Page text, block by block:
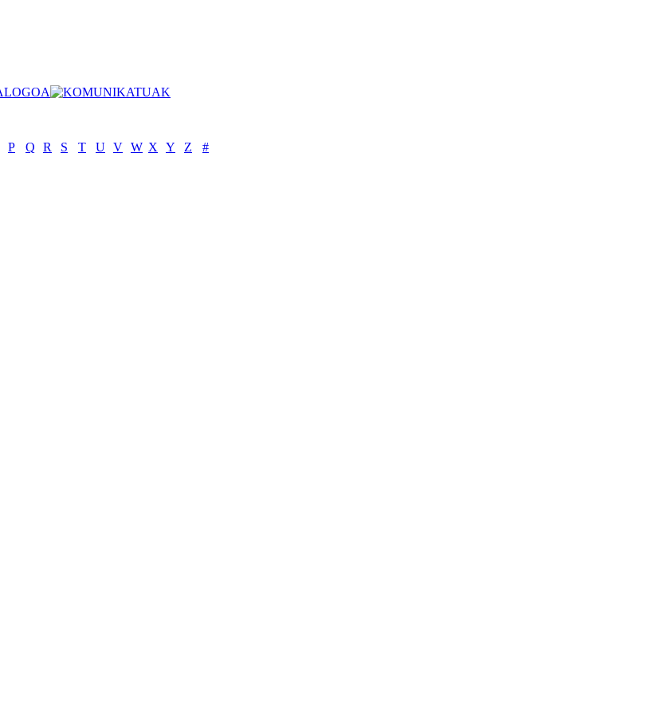
P Q R S T U V W X Y Z
#